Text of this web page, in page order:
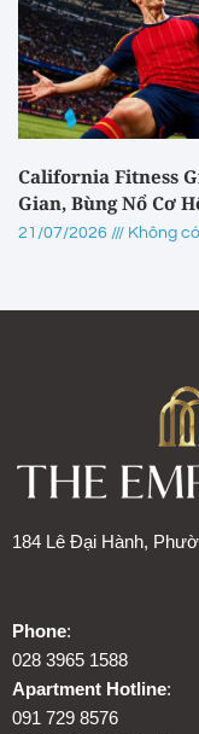
California Fitness
Gian, Bùng Nổ Cơ
21/07/2026 Không
184 Lê Đại Hành,
Phone:
028 3965 1588
Apartment Hotline:
091 729 8576